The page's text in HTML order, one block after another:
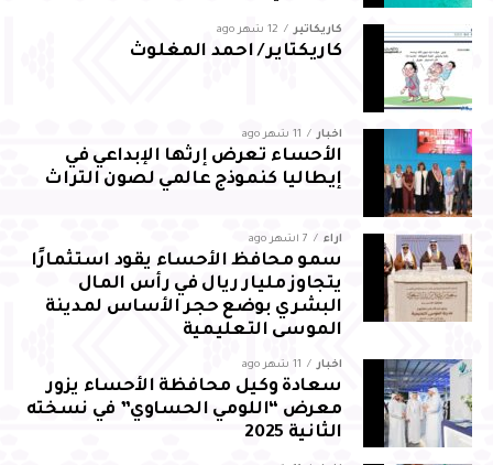
كاريكاتير 12 شهر ago
كاريكتاير / احمد المغلوث
أخبار 11 شهر ago
الأحساء تعرض إرثها الإبداعي في
إيطاليا كنموذج عالمي لصون التراث
آراء 7 أشهر ago
سمو محافظ الأحساء يقود استثمارًا
يتجاوز مليار ريال في رأس المال
البشري بوضع حجر الأساس لمدينة
الموسى التعليمية
أخبار 11 شهر ago
سعادة وكيل محافظة الأحساء يزور
معرض “اللومي الحساوي” في نسخته
الثانية 2025